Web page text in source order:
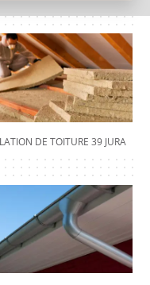
DE TOITURE 39 JURA